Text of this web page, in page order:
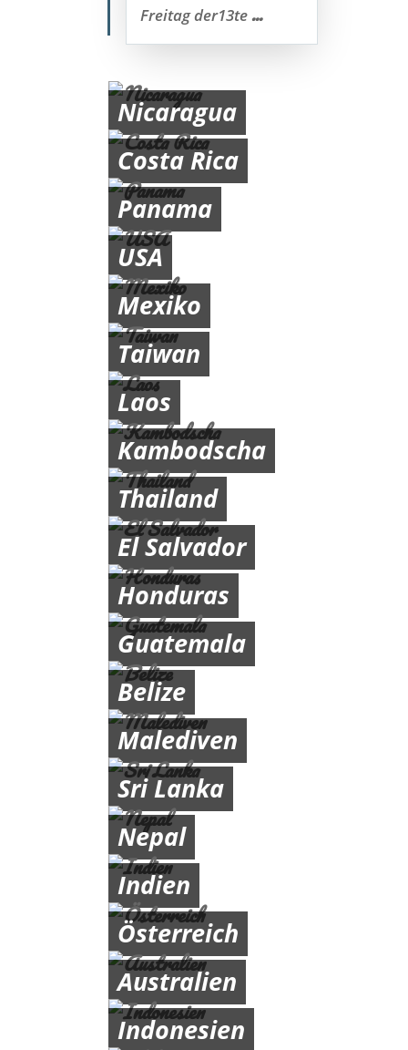
Freitag der13te...
Nicaragua
Costa Rica
Panama
USA
Mexiko
Taiwan
Laos
Kambodscha
Thailand
El Salvador
Honduras
Guatemala
Belize
Malediven
Sri Lanka
Nepal
Indien
Österreich
Australien
Indonesien